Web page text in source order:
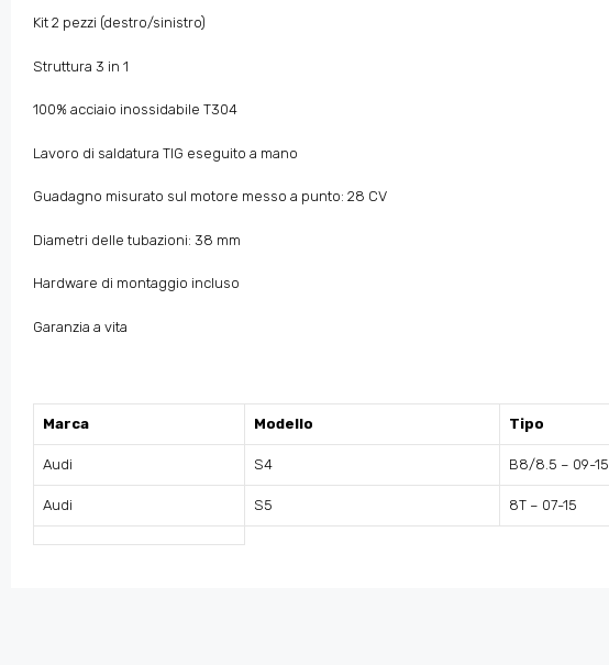
Kit 2 pezzi (destro/sinistro)
Struttura 3 in 1
100% acciaio inossidabile T304
Lavoro di saldatura TIG eseguito a mano
Guadagno misurato sul motore messo a punto: 28 CV
Diametri delle tubazioni: 38 mm
Hardware di montaggio incluso
Garanzia a vita
Marca Modello Tipo
Audi S4 B8/8.5 – 09-15
Audi S5 8T – 07-15